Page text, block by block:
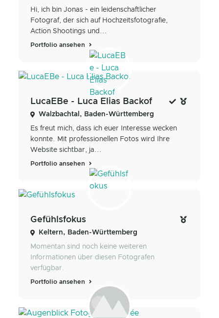
Hi, ich bin Jonas - ein leidenschaftlicher
Fotograf, der sich auf Hochzeitsfotografie,
Action Shootings und...
Portfolio ansehen
LucaEBe - Luca Elias Backof
Walzbachtal, Baden-Württemberg
Es freut mich, dass ich euer Interesse wecken
konnte. Mit professionellen Fotos wird Ihre
Website sichtbar, ja...
Portfolio ansehen
Gefühlsfokus
Keltern, Baden-Württemberg
Momentan sind noch keine weiteren
Informationen über diesen Fotografen
verfügbar.
Portfolio ansehen